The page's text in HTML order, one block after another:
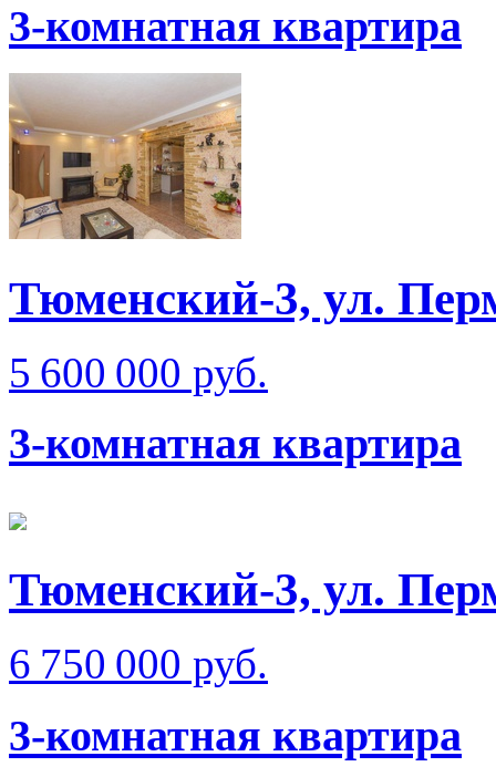
3-комнатная квартира
Тюменский-3, ул.
5 600 000 руб.
3-комнатная квартира
Тюменский-3, ул.
6 750 000 руб.
3-комнатная квартира